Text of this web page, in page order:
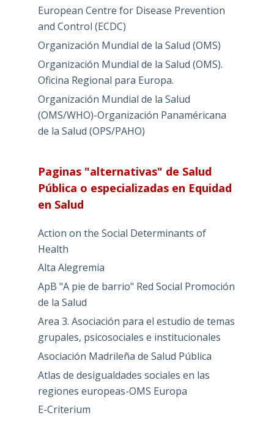
European Centre for Disease Prevention
and Control (ECDC)
Organización Mundial de la Salud (OMS)
Organización Mundial de la Salud (OMS).
Oficina Regional para Europa.
Organización Mundial de la Salud
(OMS/WHO)-Organización Panaméricana
de la Salud (OPS/PAHO)
Paginas "alternativas" de Salud
Pública o especializadas en Equidad
en Salud
Action on the Social Determinants of
Health
Alta Alegremia
ApB "A pie de barrio" Red Social Promoción
de la Salud
Area 3. Asociación para el estudio de temas
grupales, psicosociales e institucionales
Asociación Madrileña de Salud Pública
Atlas de desigualdades sociales en las
regiones europeas-OMS Europa
E-Criterium